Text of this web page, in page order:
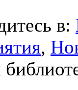
в:
,